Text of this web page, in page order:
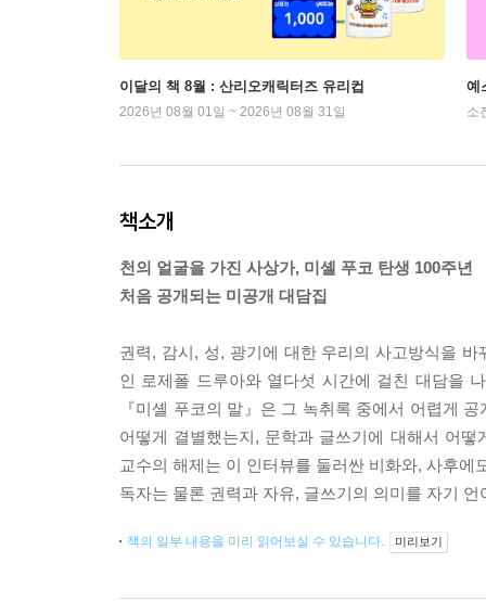
이달의 책 8월 : 산리오캐릭터즈 유리컵
2026년 08월 01일 ~ 2026년 08월 31일
예
소
책소개
천의 얼굴을 가진 사상가, 미셸 푸코 탄생 100주년
처음 공개되는 미공개 대담집
권력, 감시, 성, 광기에 대한 우리의 사고방식을
인 로제폴 드루아와 열다섯 시간에 걸친 대담을
『미셸 푸코의 말』은 그 녹취록 중에서 어렵게
어떻게 결별했는지, 문학과 글쓰기에 대해서 어
교수의 해제는 이 인터뷰를 둘러싼 비화와, 사후
독자는 물론 권력과 자유, 글쓰기의 의미를 자기
책의 일부 내용을 미리 읽어보실 수 있습니다. 미리보기